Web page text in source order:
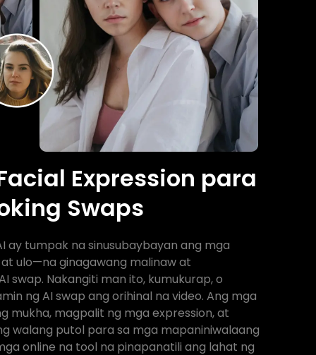
Expression para
Swaps
ay tumpak na sinusubaybayan ang mga
ulo—na ginagawang malinaw at
swap. Nakangiti man ito, kumukurap, o
ng AI swap ang orihinal na video. Ang mga
mukha, magpalit ng mga expression, at
walang putol para sa mga mapaniniwalaang
online na tool na pinapanatili ang lahat ng